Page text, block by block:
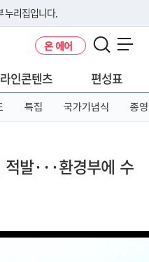
누리집입니다.
소를 사용하고 있다면 아래 URL에
온 에어
인콘텐츠 편성표
특집 국가기념식 종영
발···환경부에 수